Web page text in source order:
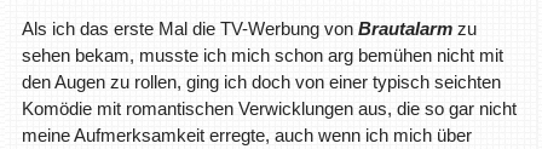
Als ich das erste Mal die TV-Werbung von Brautalarmzu
sehen bekam, musste ich mich schon arg bemühen nicht mit
den Augen zu rollen, ging ich doch von einer typisch seichten
Komödie mit romantischen Verwicklungen aus, die so gar nicht
meine Aufmerksamkeit erregte, auch wenn ich mich über